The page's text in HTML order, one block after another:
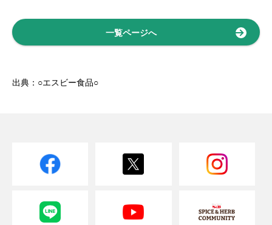
一覧ページへ
出典：○エスビー食品○